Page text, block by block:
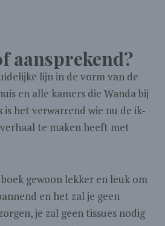
aansprekend?
lijn in de vorm van de
en alle kamers die Wanda bij
is het verwarrend wie nu de ik-
te maken heeft met
gewoon lekker en leuk om
en het zal je geen
je zal geen tissues nodig